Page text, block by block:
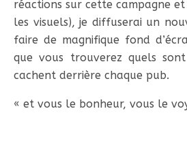
réactions sur cette campagne
les visuels), je diffuserai un
faire de magnifique fond
que vous trouverez quels
cachent derrière chaque pub.
« et vous le bonheur, vous le